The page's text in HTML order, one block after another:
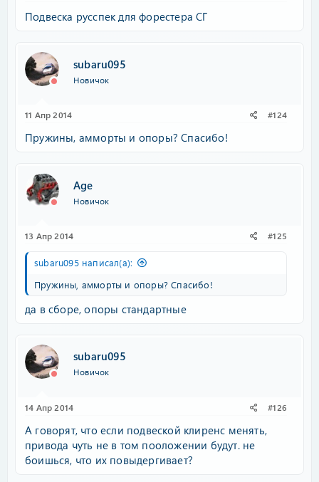
Подвеска русспек для форестера СГ
subaru095
Новичок
11 Апр 2014 #124
Пружины, амморты и опоры? Спасибо!
Age
Новичок
13 Апр 2014 #125
subaru095 написал(а):
Пружины, амморты и опоры? Спасибо!
да в сборе, опоры стандартные
subaru095
Новичок
14 Апр 2014 #126
А говорят, что если подвеской клиренс менять,
привода чуть не в том пооложении будут. не
боишься, что их повыдергивает?